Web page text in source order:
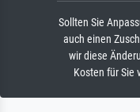
Sollten Sie
auch einen
wir diese
Kosten für Sie